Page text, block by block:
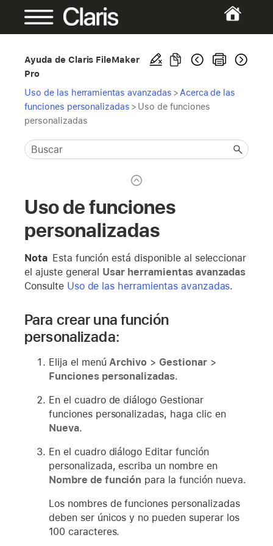
Ayuda de Claris FileMaker
Pro
Uso de las herramientas avanzadas > Acerca de las
funciones personalizadas > Uso de funciones
personalizadas
Uso de funciones
personalizadas
Nota Esta función está disponible al seleccionar
el ajuste general Usar herramientas avanzadas
Consulte Uso de las herramientas avanzadas.
Para crear una función
personalizada:
Elija el menúArchivo > Gestionar>
Funciones personalizadas.
En el cuadro de diálogo Gestionar
funciones personalizadas, haga clic en
Nueva.
En el cuadro diálogo Editar función
personalizada, escriba un nombre en
Nombre de función para la función nueva.
Los nombres de funciones personalizadas
deben ser únicos y no pueden superar los
100 caracteres.